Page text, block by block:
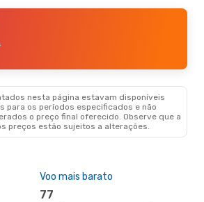
nesta página estavam disponíveis
para os períodos especificados e não
o preço final oferecido. Observe que a
preços estão sujeitos a alterações.
Voo mais barato
77